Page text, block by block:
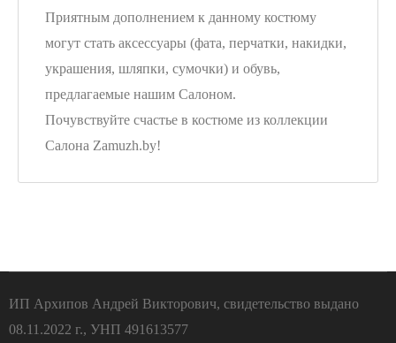
Приятным дополнением к данному костюму
могут стать аксессуары (фата, перчатки, накидки,
украшения, шляпки, сумочки) и обувь,
предлагаемые нашим Салоном.
Почувствуйте счастье в костюме из коллекции
Салона Zamuzh.by!
ИП Архипов Андрей Викторович, свидетельство выдано
08.11.2022 г., УНП 491613577